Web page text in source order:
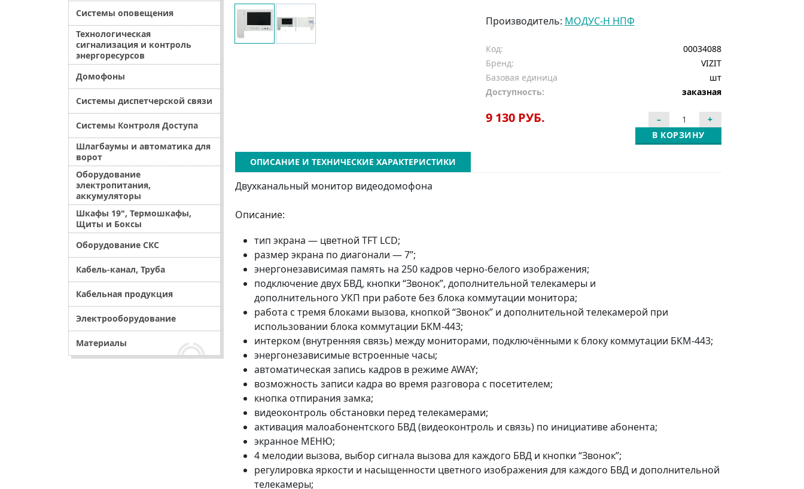
Системы оповещения
Технологическая
сигнализация и контроль
энергоресурсов
Домофоны
Системы диспетчерской связи
Системы Контроля Доступа
Шлагбаумы и автоматика для
ворот
Оборудование
электропитания,
аккумуляторы
Шкафы 19", Термошкафы,
Щиты и Боксы
Оборудование СКС
Кабель-канал, Труба
Кабельная продукция
Электрооборудование
Материалы
Производитель: МОДУС-Н НПФ
Код:
00034088
Бренд:
VIZIT
Базовая единица
шт
Доступность:
заказная
9 130 РУБ.
В КОРЗИНУ
ОПИСАНИЕ И ТЕХНИЧЕСКИЕ ХАРАКТЕРИСТИКИ
Двухканальный монитор видеодомофона
Описание:
тип экрана — цветной TFT LCD;
размер экрана по диагонали — 7”;
энергонезависимая память на 250 кадров черно-белого изображения;
подключение двух БВД, кнопки “Звонок”, дополнительной телекамеры и
дополнительного УКП при работе без блока коммутации монитора;
работа с тремя блоками вызова, кнопкой “Звонок” и дополнительной телекамерой при
использовании блока коммутации БКМ-443;
интерком (внутренняя связь) между мониторами, подключёнными к блоку коммутации БКМ-443;
энергонезависимые встроенные часы;
автоматическая запись кадров в режиме AWAY;
возможность записи кадра во время разговора с посетителем;
кнопка отпирания замка;
видеоконтроль обстановки перед телекамерами;
активация малоабонентского БВД (видеоконтроль и связь) по инициативе абонента;
экранное МЕНЮ;
4 мелодии вызова, выбор сигнала вызова для каждого БВД и кнопки “Звонок”;
регулировка яркости и насыщенности цветного изображения для каждого БВД и дополнительной
телекамеры;